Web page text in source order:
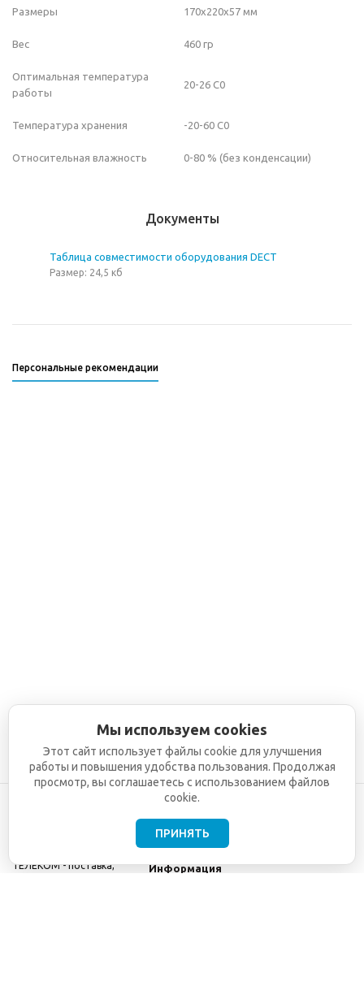
Размеры 170х220х57 мм
Вес 460 гр
Оптимальная температура
работы
20-26 С0
Температура хранения -20-60 С0
Относительная влажность 0-80 % (без конденсации)
Документы
Таблица совместимости оборудования DECT
Размер: 24,5 кб
Персональные рекомендации
ТЕЛЕКОМ - поставка,
Информация
Мы используем cookies
Этот сайт использует файлы cookie для улучшения
работы и повышения удобства пользования. Продолжая
просмотр, вы соглашаетесь с использованием файлов
cookie.
ПРИНЯТЬ